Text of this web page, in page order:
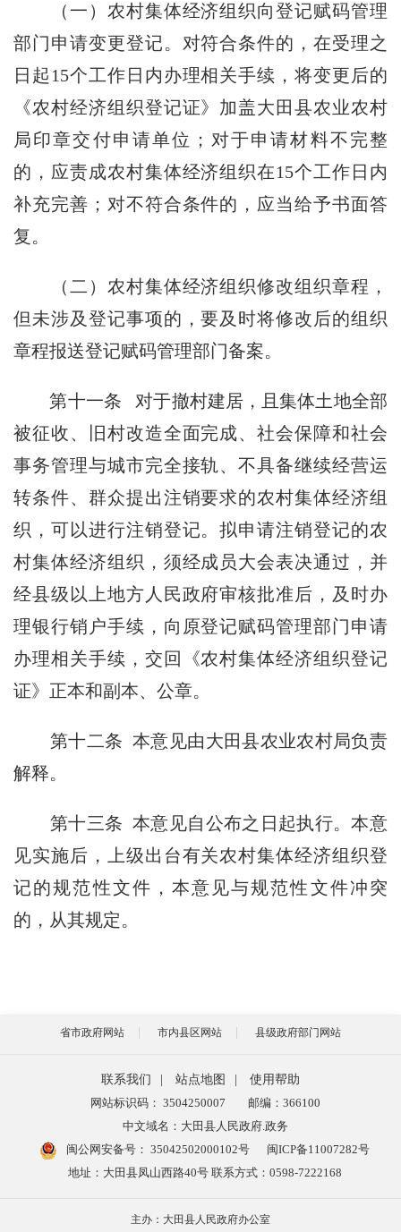
（一）农村集体经济组织向登记赋码管理
部门申请变更登记。对符合条件的，在受理之
日起15个工作日内办理相关手续，将变更后的
《农村经济组织登记证》加盖大田县农业农村
局印章交付申请单位；对于申请材料不完整
的，应责成农村集体经济组织在15个工作日内
补充完善；对不符合条件的，应当给予书面答
复。
（二）农村集体经济组织修改组织章程，
但未涉及登记事项的，要及时将修改后的组织
章程报送登记赋码管理部门备案。
第十一条 对于撤村建居，且集体土地全部
被征收、旧村改造全面完成、社会保障和社会
事务管理与城市完全接轨、不具备继续经营运
转条件、群众提出注销要求的农村集体经济组
织，可以进行注销登记。拟申请注销登记的农
村集体经济组织，须经成员大会表决通过，并
经县级以上地方人民政府审核批准后，及时办
理银行销户手续，向原登记赋码管理部门申请
办理相关手续，交回《农村集体经济组织登记
证》正本和副本、公章。
第十二条 本意见由大田县农业农村局负责
解释。
第十三条 本意见自公布之日起执行。本意
见实施后，上级出台有关农村集体经济组织登
记的规范性文件，本意见与规范性文件冲突
的，从其规定。
省市政府网站 市内县区网站 县级政府部门网站
联系我们 站点地图
使用帮助
网站标识码： 3504250007
邮编：366100
中文域名：大田县人民政府.政务
闽公网安备号： 35042502000102号
闽ICP备11007282号
地址：大田县凤山西路40号 联系方式：0598-7222168
主办：大田县人民政府办公室